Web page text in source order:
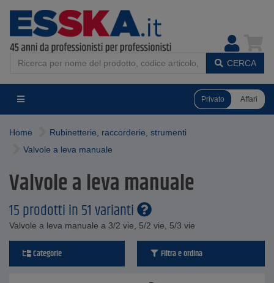
CERCA
Privato Affari
Home
Rubinetterie, raccorderie, strumenti
Valvole a leva manuale
Valvole a leva manuale
15 prodotti in 51 varianti
Valvole a leva manuale a 3/2 vie, 5/2 vie, 5/3 vie
Categorie Filtra e ordina